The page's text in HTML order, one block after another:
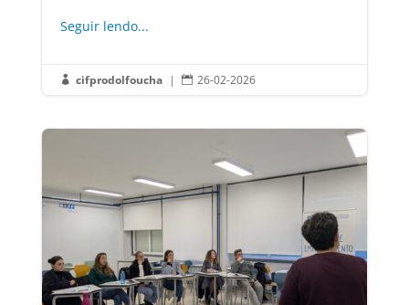
Seguir lendo...
 cifprodolfoucha |  26-02-2026